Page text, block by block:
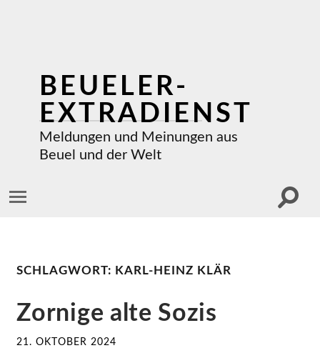
BEUELER-
EXTRADIENST
Meldungen und Meinungen aus
Beuel und der Welt
SCHLAGWORT: KARL-HEINZ KLÄR
Zornige alte Sozis
21. OKTOBER 2024